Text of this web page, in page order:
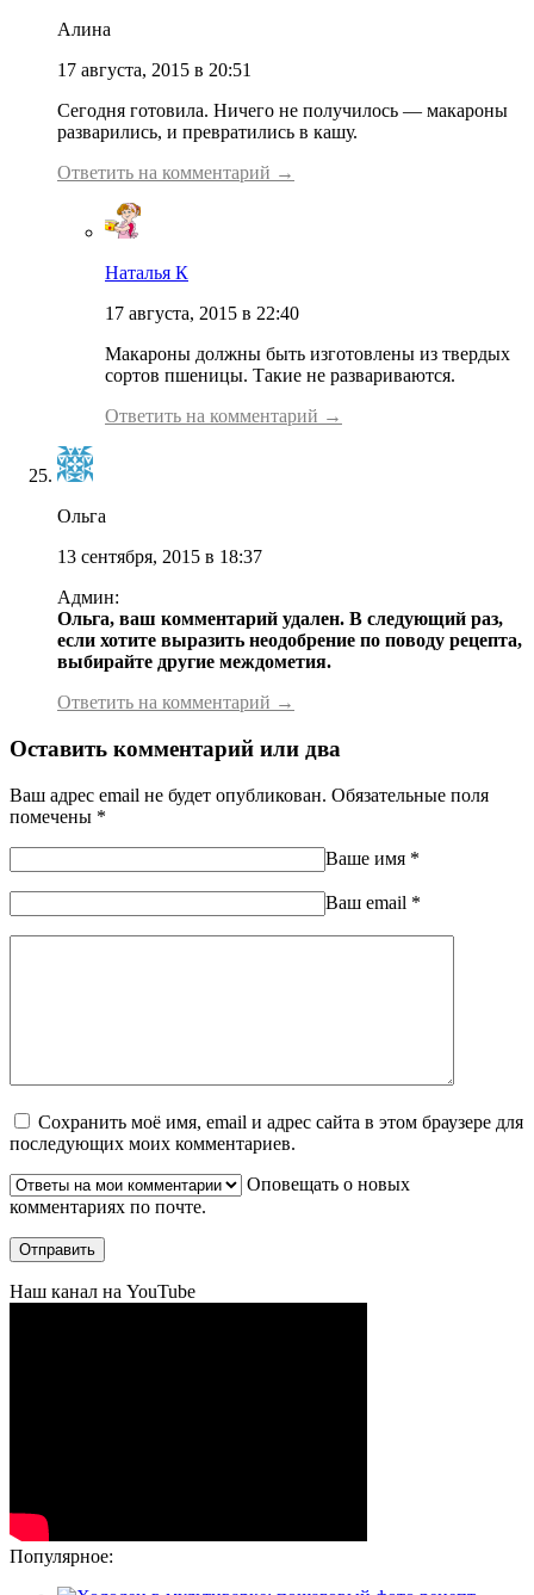
Алина
17 августа, 2015 в 20:51
Сегодня готовила. Ничего не получилось — макароны
разварились, и превратились в кашу.
Ответить на комментарий →
Наталья К
17 августа, 2015 в 22:40
Макароны должны быть изготовлены из твердых
сортов пшеницы. Такие не развариваются.
Ответить на комментарий →
Ольга
13 сентября, 2015 в 18:37
Админ:
Ольга, ваш комментарий удален. В следующий раз,
если хотите выразить неодобрение по поводу рецепта,
выбирайте другие междометия.
Ответить на комментарий →
Оставить комментарий или два
Ваш адрес email не будет опубликован. Обязательные поля
помечены *
Ваше имя *
Ваш еmail *
Сохранить моё имя, email и адрес сайта в этом браузере для
последующих моих комментариев.
Оповещать о новых
комментариях по почте.
Наш канал на YouTube
Популярное: